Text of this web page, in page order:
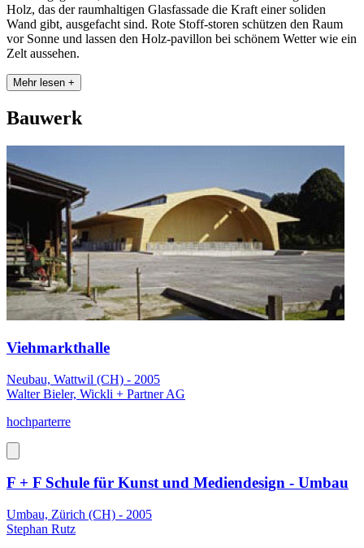
Holz, das der raumhaltigen Glasfassade die Kraft einer soliden
Wand gibt, ausgefacht sind. Rote Stoff-storen schützen den Raum
vor Sonne und lassen den Holz-pavillon bei schönem Wetter wie ein
Zelt aussehen.
Mehr lesen +
Bauwerk
Viehmarkthalle
Neubau, Wattwil (CH) - 2005
Walter Bieler, Wickli + Partner AG
hochparterre
F + F Schule für Kunst und Mediendesign - Umbau
Umbau, Zürich (CH) - 2005
Stephan Rutz